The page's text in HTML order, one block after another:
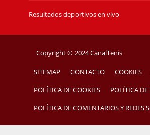
Resultados deportivos en vivo
Copyright © 2024 CanalTenis
SITEMAP CONTACTO COOKIES
POLÍTICA DE COOKIES POLÍTICA
POLÍTICA DE COMENTARIOS Y REDES